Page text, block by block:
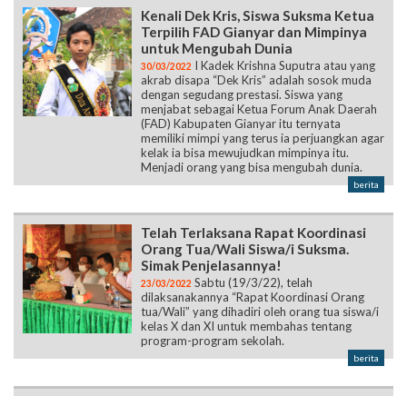
Kenali Dek Kris, Siswa Suksma Ketua
Terpilih FAD Gianyar dan Mimpinya
untuk Mengubah Dunia
30/03/2022 I Kadek Krishna Suputra atau yang
akrab disapa “Dek Kris” adalah sosok muda
dengan segudang prestasi. Siswa yang
menjabat sebagai Ketua Forum Anak Daerah
(FAD) Kabupaten Gianyar itu ternyata
memiliki mimpi yang terus ia perjuangkan agar
kelak ia bisa mewujudkan mimpinya itu.
Menjadi orang yang bisa mengubah dunia.
berita
Telah Terlaksana Rapat Koordinasi
Orang Tua/Wali Siswa/i Suksma.
Simak Penjelasannya!
23/03/2022 Sabtu (19/3/22), telah
dilaksanakannya “Rapat Koordinasi Orang
tua/Wali” yang dihadiri oleh orang tua siswa/i
kelas X dan XI untuk membahas tentang
program-program sekolah.
berita